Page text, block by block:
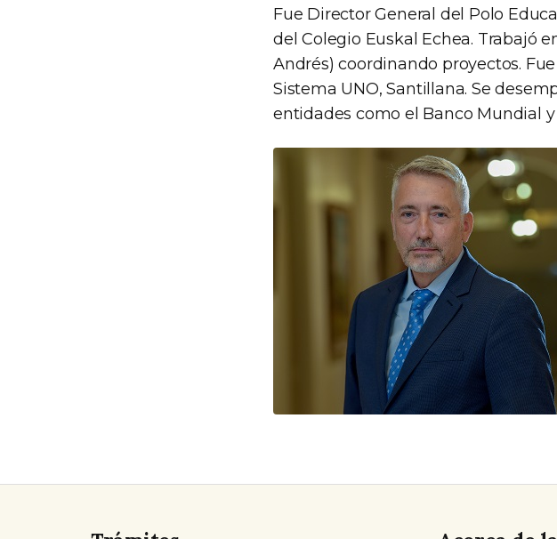
Fue Director General del Polo
del Colegio Euskal Echea. Trabajó
Andrés) coordinando proyectos.
Sistema UNO, Santillana. Se
entidades como el Banco Mundial